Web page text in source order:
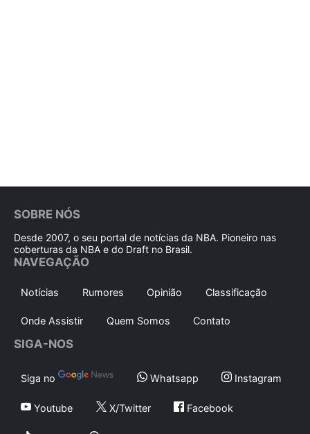
SOBRE NÓS
Desde 2007, o seu portal de notícias da NBA. Pioneiro nas
coberturas da NBA e do Draft no Brasil.
NAVEGAÇÃO
Notícias Rumores Opinião Classificação
Onde Assistir Quem Somos Contato
SIGA-NOS
Siga no Whatsapp Instagram
Youtube X/Twitter Facebook